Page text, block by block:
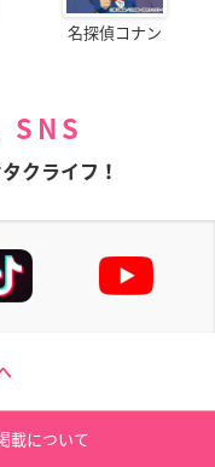
でしょうか。
名探偵コナン
SNS
クライフ！
載について